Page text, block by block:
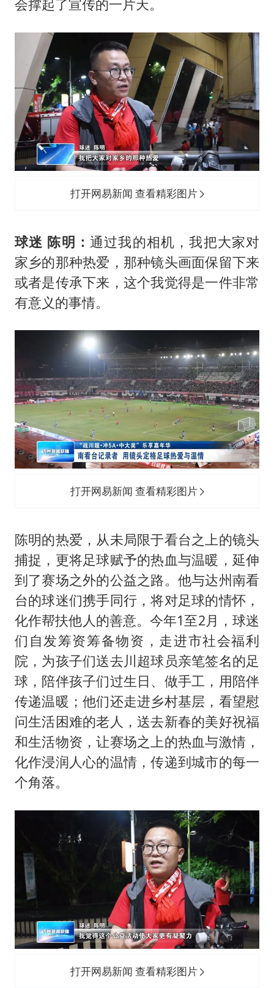
会撑起了宣传的一片天。
打开网易新闻 查看精彩图片
球迷 陈明：通过我的相机，我把大家对
家乡的那种热爱，那种镜头画面保留下来
或者是传承下来，这个我觉得是一件非常
有意义的事情。
打开网易新闻 查看精彩图片
陈明的热爱，从未局限于看台之上的镜头
捕捉，更将足球赋予的热血与温暖，延伸
到了赛场之外的公益之路。他与达州南看
台的球迷们携手同行，将对足球的情怀，
化作帮扶他人的善意。今年1至2月，球迷
们自发筹资筹备物资，走进市社会福利
院，为孩子们送去川超球员亲笔签名的足
球，陪伴孩子们过生日、做手工，用陪伴
传递温暖；他们还走进乡村基层，看望慰
问生活困难的老人，送去新春的美好祝福
和生活物资，让赛场之上的热血与激情，
化作浸润人心的温情，传递到城市的每一
个角落。
打开网易新闻 查看精彩图片